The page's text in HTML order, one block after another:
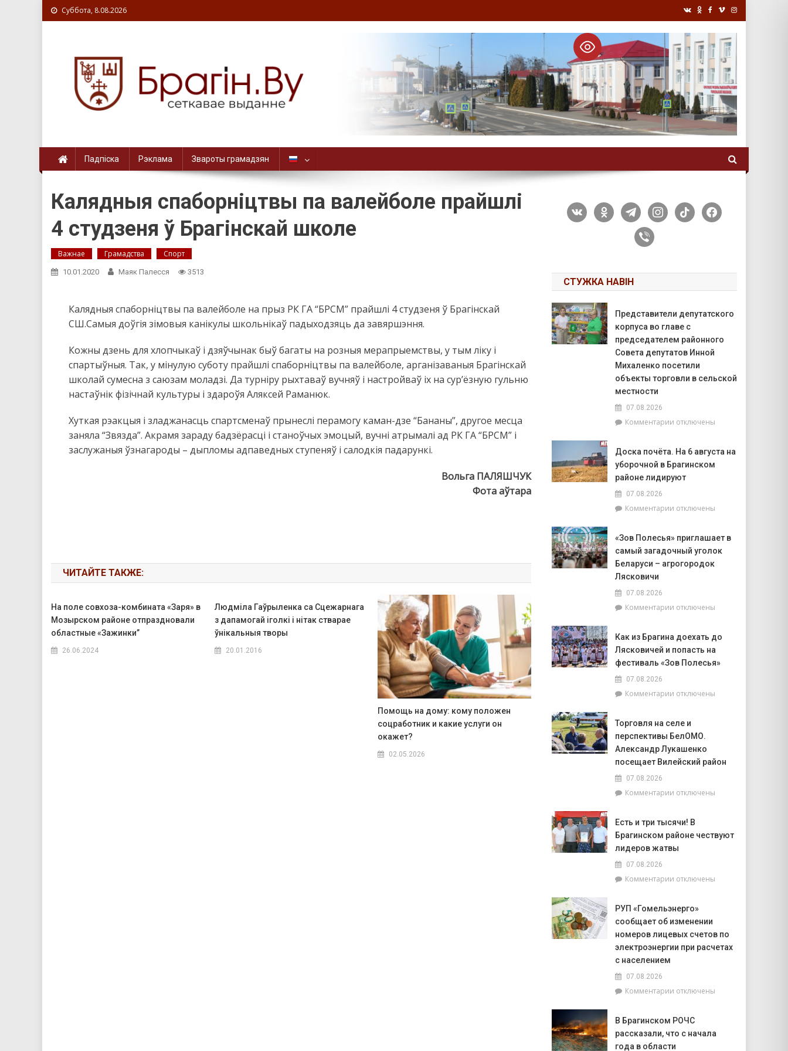
Суббота, 8.08.2026
Падпіска Рэклама Звароты грамадзян
Калядныя спаборніцтвы па валейболе прайшлі
4 студзеня ў Брагінскай школе
Важнае Грамадства Спорт
10.01.2020 Маяк Палесся 3513
Калядныя спаборніцтвы па валейболе на прыз РК ГА “БРСМ” прайшлі 4 студзеня ў Брагінскай
СШ.Самыя доўгія зімовыя канікулы школьнікаў падыходзяць да завяршэння.
Кожны дзень для хлопчыкаў і дзяўчынак быў багаты на розныя мерапрыемствы, у тым ліку і
спартыўныя. Так, у мінулую суботу прайшлі спаборніцтвы па валейболе, арганізаваныя Брагінскай
школай сумесна з саюзам моладзі. Да турніру рыхтаваў вучняў і настройваў іх на сур’ёзную гульню
настаўнік фізічнай культуры і здароўя Аляксей Раманюк.
Хуткая рэакцыя і зладжанасць спартсменаў прынеслі перамогу каман-дзе “Бананы”, другое месца
заняла “Звязда”. Акрамя зараду бадзёрасці і станоўчых эмоцый, вучні атрымалі ад РК ГА “БРСМ” і
заслужаныя ўзнагароды – дыпломы адпаведных ступеняў і салодкія падарункі.
Вольга ПАЛЯШЧУК
Фота аўтара
ЧИТАЙТЕ ТАКЖЕ:
На поле совхоза-комбината «Заря» в
Мозырском районе отпраздновали
областные «Зажинки”
26.06.2024
Людміла Гаўрыленка са Сцежарнага
з дапамогай іголкі і нітак стварае
ўнікальныя творы
20.01.2016
Помощь на дому: кому положен
соцработник и какие услуги он
окажет?
02.05.2026
vkontakteodnoklassniki
telegraminstagram
tiktok facebook
viber
СТУЖКА НАВІН
Представители депутатского
корпуса во главе с
председателем районного
Совета депутатов Инной
Михаленко посетили
объекты торговли в сельской
местности
07.08.2026
Комментариик
депутатского
корпуса
во
председателем
депутатов
Инной
Михаленко
в
местности
отключены
Доска почёта. На 6 августа на
уборочной в Брагинском
районе лидируют
07.08.2026
Комментариик
почёта.
На
6
в
лидируют
отключены
«Зов Полесья» приглашает в
самый загадочный уголок
Беларуси – агрогородок
Лясковичи
07.08.2026
Комментариик
Полесья»
приглашает
в
уголок
агрогородок
Лясковичи
отключены
Как из Брагина доехать до
Лясковичей и попасть на
фестиваль «Зов Полесья»
07.08.2026
Комментариик
из
Брагина
доехать
до
попасть
«Зов
Полесья»
отключены
Торговля на селе и
перспективы БелОМО.
Александр Лукашенко
посещает Вилейский район
07.08.2026
Комментариик
на
селе
и
Александр
Вилейский
район
отключены
Есть и три тысячи! В
Брагинском районе чествуют
лидеров жатвы
07.08.2026
Комментариик
и
три
тысячи!
В
лидеров
отключены
РУП «Гомельэнерго»
сообщает об изменении
номеров лицевых счетов по
электроэнергии при расчетах
с населением
07.08.2026
Комментариик
«Гомельэнерго»
сообщает
об
отключены
В Брагинском РОЧС
рассказали, что с начала
года в области